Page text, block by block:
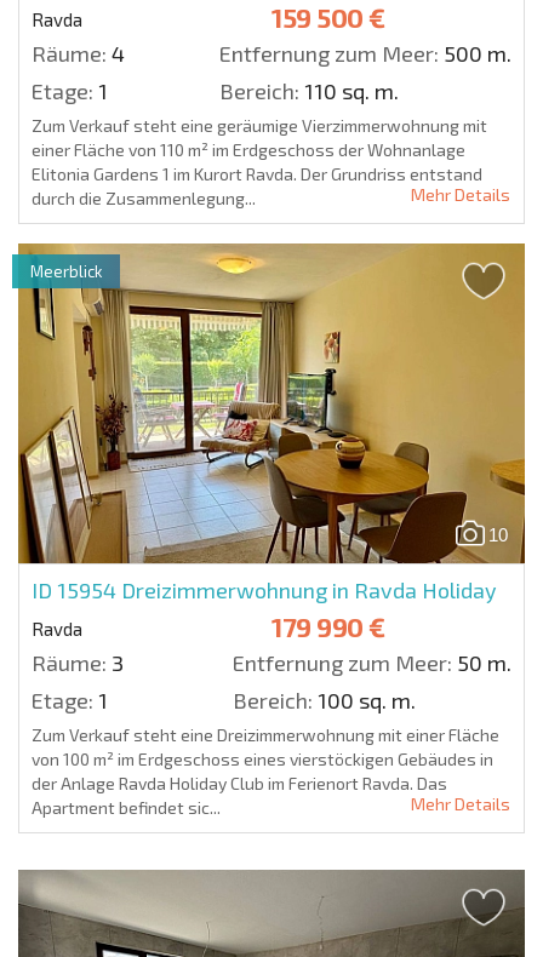
Ravda 159 500 €
Räume: 4 Entfernung zum Meer: 500 m.
Etage: 1 Bereich: 110 sq. m.
Zum Verkauf steht eine geräumige Vierzimmerwohnung mit
einer Fläche von 110 m² im Erdgeschoss der Wohnanlage
Elitonia Gardens 1 im Kurort Ravda. Der Grundriss entstand
durch die Zusammenlegung...
Mehr Details
10
ID 15954 Dreizimmerwohnung in Ravda Holiday
Ravda 179 990 €
Räume: 3 Entfernung zum Meer: 50 m.
Etage: 1 Bereich: 100 sq. m.
Meerblick
Zum Verkauf steht eine Dreizimmerwohnung mit einer Fläche
von 100 m² im Erdgeschoss eines vierstöckigen Gebäudes in
der Anlage Ravda Holiday Club im Ferienort Ravda. Das
Apartment befindet sic...
Mehr Details